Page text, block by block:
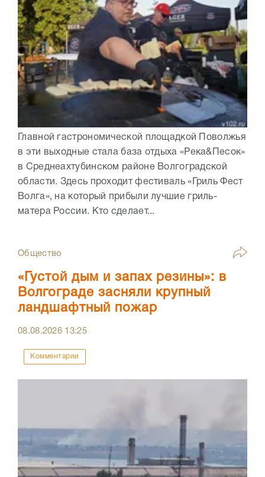
Главной гастрономической площадкой Поволжья
в эти выходные стала база отдыха «Река&Песок»
в Среднеахтубинском районе Волгоградской
области. Здесь проходит фестиваль «Гриль Фест
Волга», на который прибыли лучшие гриль-
матера России. Кто сделает...
Общество
«Густой дым и запах резины»: в
Волгограде засняли крупный
ландшафтный пожар
08.08.2026 13:25
Комментарии